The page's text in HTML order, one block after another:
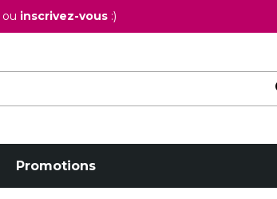
ou inscrivez-vous :)
Promotions